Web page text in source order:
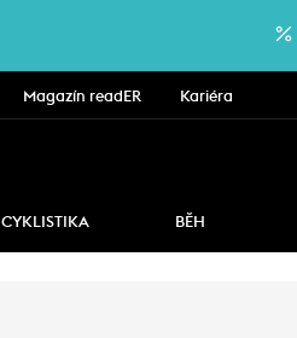
Magazín readER Kariéra
CYKLISTIKA BĚH